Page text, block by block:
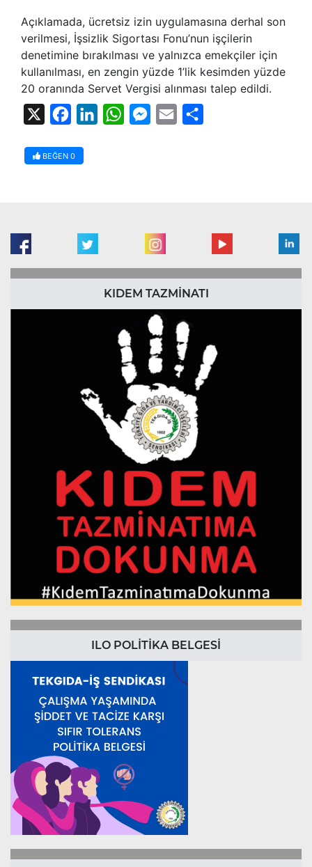
Açıklamada, ücretsiz izin uygulamasına derhal son
verilmesi, İşsizlik Sigortası Fonu’nun işçilerin
denetimine bırakılması ve yalnızca emekçiler için
kullanılması, en zengin yüzde 1’lik kesimden yüzde
20 oranında Servet Vergisi alınması talep edildi.
FacebookLinkedInWhatsAppMessenger
Email
BEĞEN 0
KIDEM TAZMİNATI
ILO POLİTİKA BELGESİ